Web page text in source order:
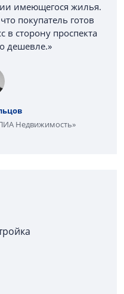
имеющегося жилья.
покупатель готов
в сторону проспекта
дешевле.»
Недвижимость»